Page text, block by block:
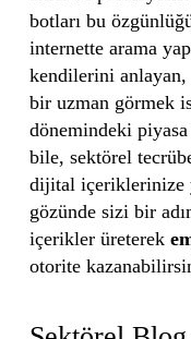
botları bu
internette arama
kendilerini anlayan,
bir uzman görmek
dönemindeki
bile, sektörel
dijital içeriklerinize
gözünde sizi bir
içerikler üreterek
otorite